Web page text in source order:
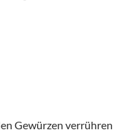
Gewürzen verrühren